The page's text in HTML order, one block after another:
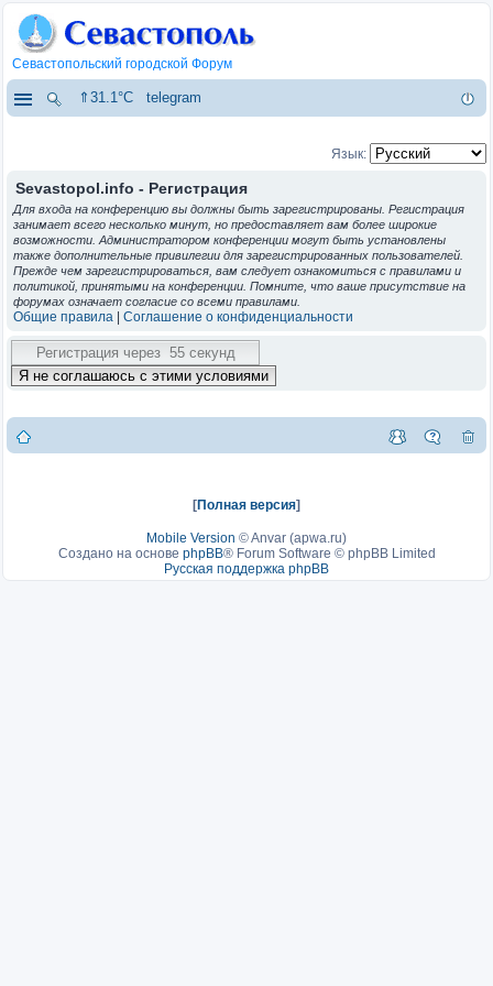
Севастопольский городской Форум
⇑31.1°C telegram
Язык:
Sevastopol.info - Регистрация
Для входа на конференцию вы должны быть зарегистрированы. Регистрация
занимает всего несколько минут, но предоставляет вам более широкие
возможности. Администратором конференции могут быть установлены
также дополнительные привилегии для зарегистрированных пользователей.
Прежде чем зарегистрироваться, вам следует ознакомиться с правилами и
политикой, принятыми на конференции. Помните, что ваше присутствие на
форумах означает согласие со всеми правилами.
Общие правила Соглашение о конфиденциальности
[Полная версия]
Mobile Version ©Anvar (apwa.ru)
Создано на основе phpBB® Forum Software © phpBB Limited
Русская поддержка phpBB